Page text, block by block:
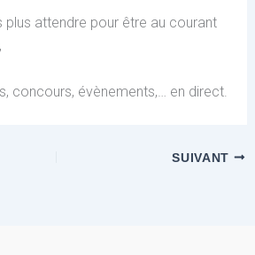
plus attendre pour être au courant
concours, évènements,… en direct.
SUIVANT